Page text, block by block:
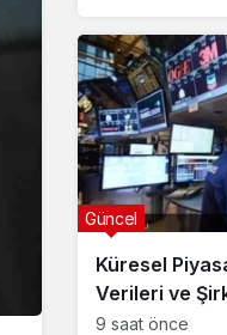
Küresel
Verileri ve
Hareketlendi
9 saat önce
Güncel